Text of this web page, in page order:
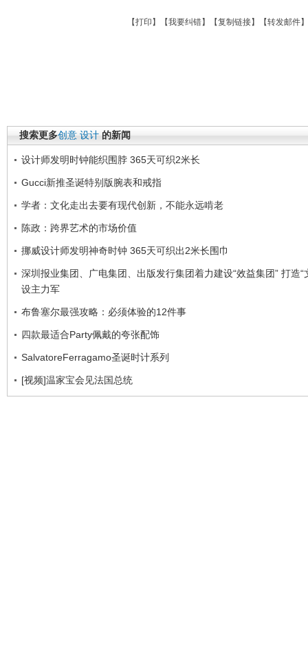
【打印 】【我要纠错】【复制链接】【转发邮件
搜索更多创意 设计 的新闻
设计师发明时钟能织围脖 365天可织2米长
Gucci新推圣诞特别版腕表和戒指
学者：文化走出去要有现代创新，不能永远啃老
陈政：跨界艺术的市场价值
挪威设计师发明神奇时钟 365天可织出2米长围巾
深圳报业集团、广电集团、出版发行集团着力建设“效益集团” 打造“
设主力军
布鲁塞尔最强攻略：必须体验的12件事
四款最适合Party佩戴的夸张配饰
SalvatoreFerragamo圣诞时计系列
[视频]温家宝会见法国总统